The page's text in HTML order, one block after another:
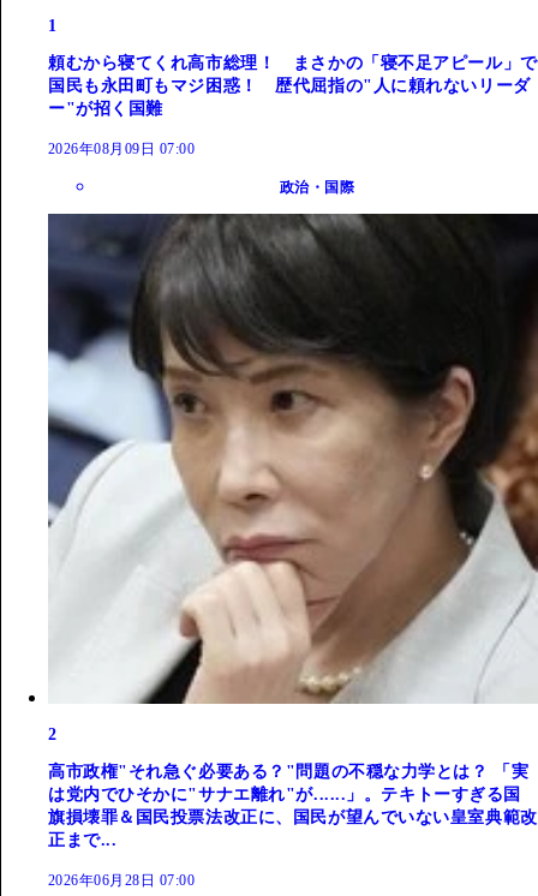
1
頼むから寝てくれ高市総理！ まさかの「寝不足アピール」で
国民も永田町もマジ困惑！ 歴代屈指の"人に頼れないリーダ
ー"が招く国難
2026年08月09日 07:00
政治・国際
2
高市政権"それ急ぐ必要ある？"問題の不穏な力学とは？ 「実
は党内でひそかに"サナエ離れ"が......」。テキトーすぎる国
旗損壊罪＆国民投票法改正に、国民が望んでいない皇室典範改
正まで...
2026年06月28日 07:00